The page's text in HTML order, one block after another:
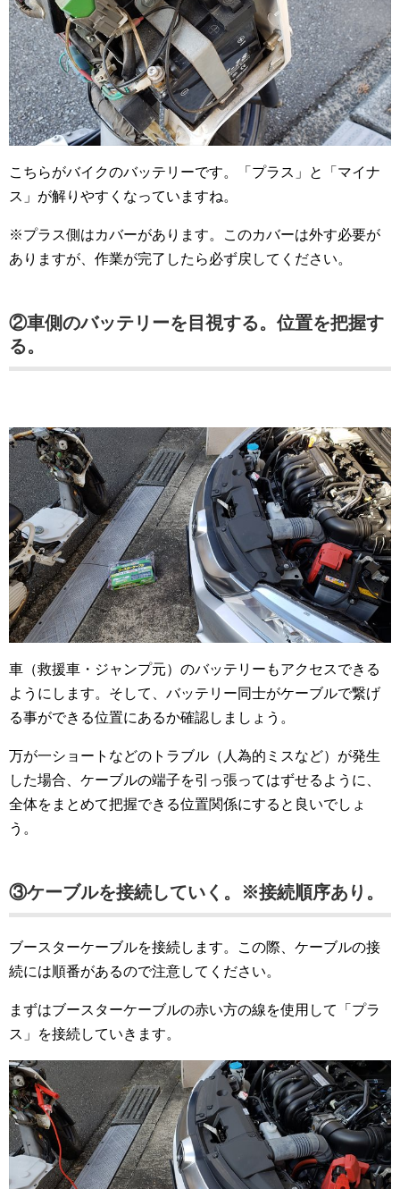
こちらがバイクのバッテリーです。「プラス」と「マイナ
ス」が解りやすくなっていますね。
※プラス側はカバーがあります。このカバーは外す必要が
ありますが、作業が完了したら必ず戻してください。
②車側のバッテリーを目視する。位置を把握す
る。
車（救援車・ジャンプ元）のバッテリーもアクセスできる
ようにします。そして、バッテリー同士がケーブルで繋げ
る事ができる位置にあるか確認しましょう。
万が一ショートなどのトラブル（人為的ミスなど）が発生
した場合、ケーブルの端子を引っ張ってはずせるように、
全体をまとめて把握できる位置関係にすると良いでしょ
う。
③ケーブルを接続していく。※接続順序あり。
ブースターケーブルを接続します。この際、ケーブルの接
続には順番があるので注意してください。
まずはブースターケーブルの赤い方の線を使用して「プラ
ス」を接続していきます。